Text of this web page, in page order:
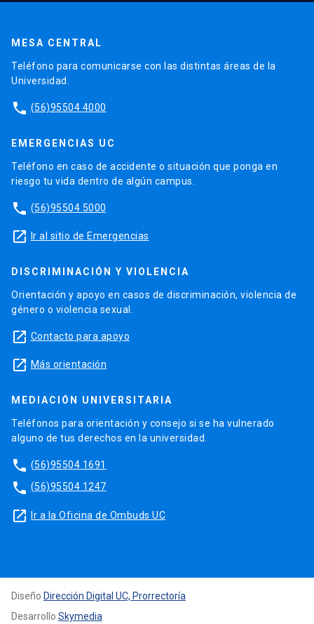
MESA CENTRAL
Teléfono para comunicarse con las distintas áreas de la
Universidad.
phone (56)95504 4000
EMERGENCIAS UC
Teléfono en caso de accidente o situación que ponga en
riesgo tu vida dentro de algún campus.
phone (56)95504 5000
launch Ir al sitio de Emergencias
DISCRIMINACIÓN Y VIOLENCIA
Orientación y apoyo en casos de discriminación, violencia de
género o violencia sexual.
launch Contacto para apoyo
launch Más orientación
MEDIACIÓN UNIVERSITARIA
Teléfonos para orientación y consejo si se ha vulnerado
alguno de tus derechos en la universidad.
phone (56)95504 1691
phone (56)95504 1247
launch Ir a la Oficina de Ombuds UC
Diseño Dirección Digital UC, Prorrectoría
Desarrollo Skymedia